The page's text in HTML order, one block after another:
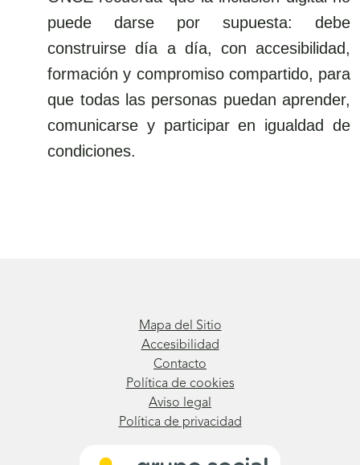
puede darse por supuesta: debe
construirse día a día, con accesibilidad,
formación y compromiso compartido, para
que todas las personas puedan aprender,
comunicarse y participar en igualdad de
condiciones.
Mapa del Sitio
Accesibilidad
Contacto
Política de cookies
Aviso legal
Política de privacidad